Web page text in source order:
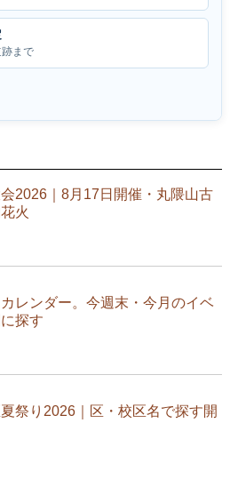
まで
2026｜8月17日開催・丸隈山古
火
レンダー。今週末・今月のイベ
探す
祭り2026｜区・校区名で探す開